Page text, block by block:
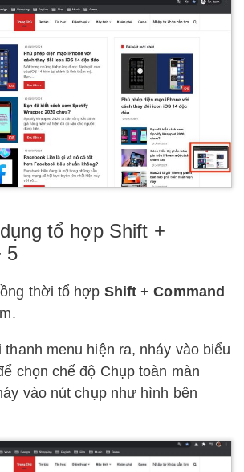
tổ hợp Shift +
5
thời tổ hợp Shift +Command
menu hiện ra, nháy vào biểu
chọn chế độ Chụp toàn màn
vào nút chụp như hình bên